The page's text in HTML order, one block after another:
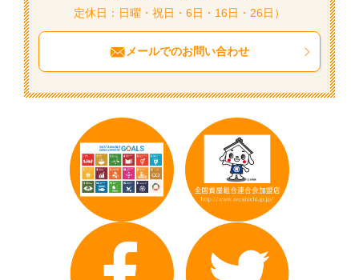
定休日：日曜・祝日・6日・16日・26日）
メールでのお問い合わせ